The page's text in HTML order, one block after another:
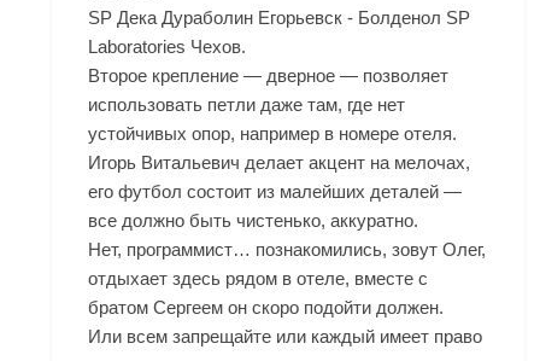
SP Дека Дураболин Егорьевск - Болденол SP
Laboratories Чехов.
Второе крепление — дверное — позволяет
использовать петли даже там, где нет
устойчивых опор, например в номере отеля.
Игорь Витальевич делает акцент на мелочах,
его футбол состоит из малейших деталей —
все должно быть чистенько, аккуратно.
Нет, программист… познакомились, зовут Олег,
отдыхает здесь рядом в отеле, вместе с
братом Сергеем он скоро подойти должен.
Или всем запрещайте или каждый имеет право